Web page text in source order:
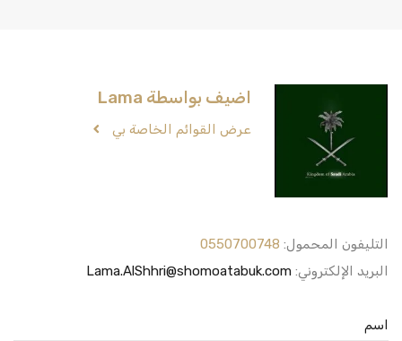
اضيف بواسطة Lama
عرض القوائم الخاصة بي
التليفون المحمول: 0550700748
البريد الإلكتروني: Lama.AlShhri@shomoatabuk.com
اسم